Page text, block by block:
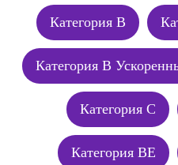
Категория В
Категория В
Категория C
Категория BE